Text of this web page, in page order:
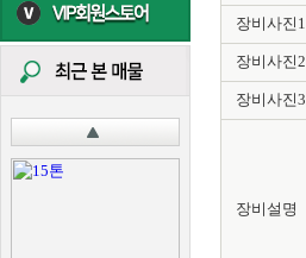
장비사진1
장비사진2
장비사진3
장비설명